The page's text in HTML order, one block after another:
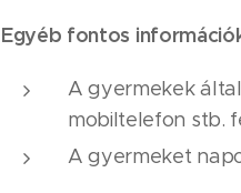
Egyéb fontos
A gyermekek
mobiltelefon stb.
A gyermeket